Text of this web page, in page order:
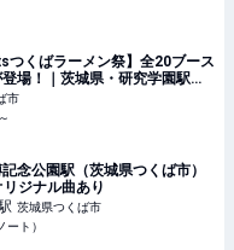
つくばラーメン祭】全20ブース
場！｜茨城県・研究学園駅前
旅心を～
市
念公園駅（茨城県つくば市）
リジナル曲あり
茨城県つくば市
ート）